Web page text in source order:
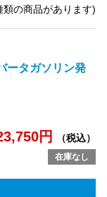
類の商品があります)
ータガソリン発
円 （税込）
在庫なし